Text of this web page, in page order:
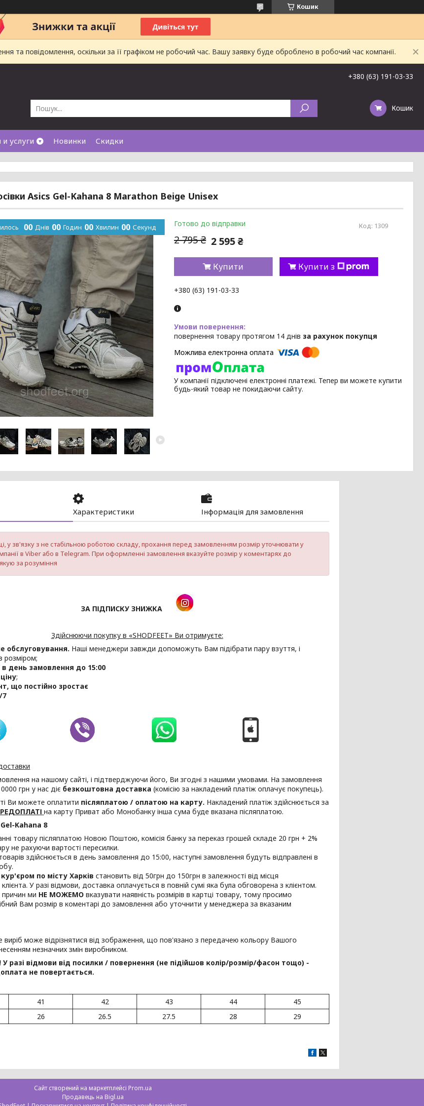
Кошик
та повідомлення, оскільки за її графіком не робочий час. Вашу заявку буде оброблено в робочий час компанії.
+380 (63) 191-03-33
Кошик
услуги Новинки Скидки
Asics Gel-Kahana 8 Marathon Beige Unisex
00 Днів 00 Годин 00 Хвилин 00 Секунд Готово до відправки Код: 1309
2 795 ₴ 2 595 ₴
Купити Купити з
+380 (63) 191-03-33
повернення товару протягом 14 днів за рахунок покупця
У компанії підключені електронні платежі. Тепер ви можете купити
будь-який товар не покидаючи сайту.
Характеристики Інформація для замовлення
у зв'язку з не стабільною роботою складу, прохання перед замовленням розмір уточнювати у
в Viber або в Telegram. При оформленні замовлення вказуйте розмір у коментарях до
за розуміння
ЗА ПІДПИСКУ ЗНИЖКА
Здійснюючи покупку в «SHODFEET» Ви отримуєте:
обслуговування. Наші менеджери завжди допоможуть Вам підібрати пару взуття, і
розміром;
в день замовлення до 15:00
;
що постійно зростає
7
на нашому сайті, і підтверджуючи його, Ви згодні з нашими умовами. На замовлення
грн у нас діє безкоштовна доставка (комісію за накладений платіж оплачує покупець).
Ви можете оплатити післяплатою / оплатою на карту. Накладений платіж здійснюється за
на карту Приват або Монобанку інша сума буде вказана післяплатою.
Kahana 8
товару післяплатою Новою Поштою, комісія банку за переказ грошей складе 20 грн + 2%
не рахуючи вартості пересилки.
здійснюється в день замовлення до 15:00, наступні замовлення будуть відправлені в
по місту Харків становить від 50грн до 150грн в залежності від місця
У разі відмови, доставка оплачується в повній сумі яка була обговорена з клієнтом.
причин ми НЕ МОЖЕМО вказувати наявність розмірів в картці товару, тому просимо
Вам розмір в коментарі до замовлення або уточнити у менеджера за вказаним
виріб може відрізнятися від зображення, що пов'язано з передачею кольору Вашого
незначних змін виробником.
У разі відмови від посилки / повернення (не підійшов колір/розмір/фасон тощо) -
не повертається.
41 42 43 44
45
26 26.5 27.5 28 29
Сайт створений на маркетплейсі Prom.ua
Продавець на Bigl.ua